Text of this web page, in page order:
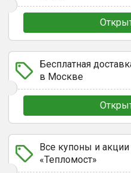
Бесплатная
в Москве
Все купоны и
«Тепломост»